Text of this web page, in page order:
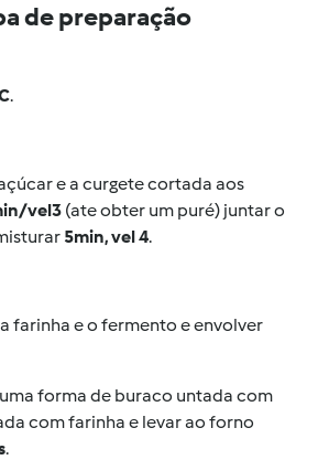
de preparação
.
e a curgete cortada aos
vel3 (ate obter um puré) juntar o
5min, vel 4.
farinha e o fermento e envolver
forma de buraco untada com
com farinha e levar ao forno
.